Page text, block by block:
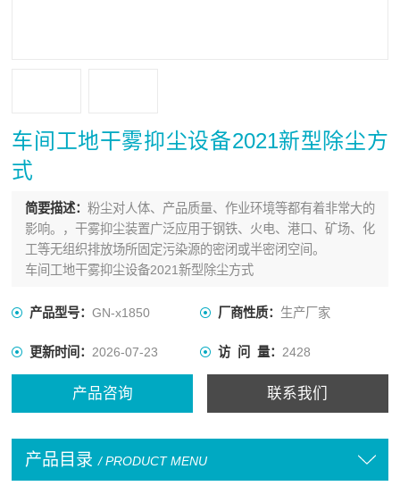
车间工地干雾抑尘设备2021新型除尘方
式
简要描述： 粉尘对人体、产品质量、作业环境等都有着非常大的
影响。，干雾抑尘装置广泛应用于钢铁、火电、港口、矿场、化
工等无组织排放场所固定污染源的密闭或半密闭空间。
车间工地干雾抑尘设备2021新型除尘方式
产品型号：GN-x1850 厂商性质： 生产厂家
更新时间：2026-07-23 访 问 量： 2428
产品咨询 联系我们
产品目录 / PRODUCT MENU